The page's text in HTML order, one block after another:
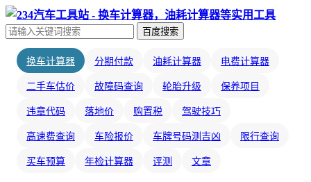
百度搜索
换车计算器 分期付款 油耗计算器 电费计算器
二手车估价 故障码查询 轮胎升级 保养项目
违章代码 落地价 购置税 驾驶技巧
高速费查询 车险报价 车牌号码测吉凶 限行查询
买车预算 年检计算器 评测 文章